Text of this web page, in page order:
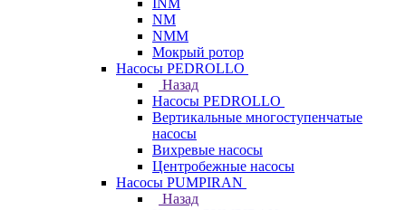
INM
NM
NMM
Мокрый ротор
Насосы PEDROLLO
Назад
Насосы PEDROLLO
Вертикальные многоступенчатые
насосы
Вихревые насосы
Центробежные насосы
Насосы PUMPIRAN
Назад